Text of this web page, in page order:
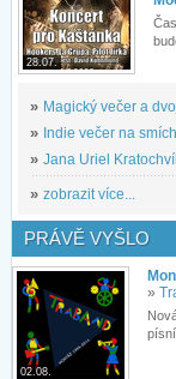
28.07.
» Magický večer a
» Indie večer na
» Jana Uriel
» zobrazit více...
PRÁVĚ VYŠLO
02.08.
»